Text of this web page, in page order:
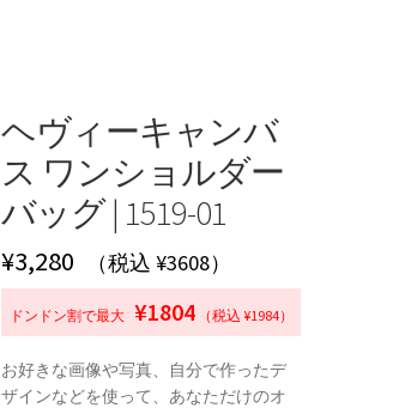
ヘヴィーキャンバ
ス ワンショルダー
バッグ | 1519-01
¥3,280 （税込 ¥3608）
ドンドン割で最大 ¥1804 （税込 ¥1984）
お好きな画像や写真、自分で作ったデ
ザインなどを使って、あなただけのオ